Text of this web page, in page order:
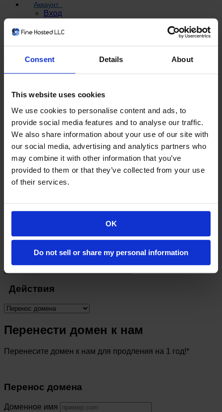
Consent Details About
This website uses cookies
We use cookies to personalise content and ads, to
provide social media features and to analyse our traffic.
We also share information about your use of our site with
our social media, advertising and analytics partners who
may combine it with other information that you’ve
provided to them or that they’ve collected from your use
of their services.
OK
Do not sell or share my personal information
Аккаунт
Вход
-----
Категории
Shared hostingManaged VPS Hosting
Knosla HostingSSL-сертификатыМониторинг сайтов и
серверовVPN Службы электронной почтыXOVI
СЕЙЧАС Профессиональная электронная почта
Инструменты SEO
копирование веб-сайта Социальная пчелаБезопасность
веб-сайтаКонструктор сайтов
Действия
корзины
Перенести домен
Категории
Действия
Перенести домен к нам
Перенесите домен к нам для продления на 1 год!*
Перенос домена
Доменное имя